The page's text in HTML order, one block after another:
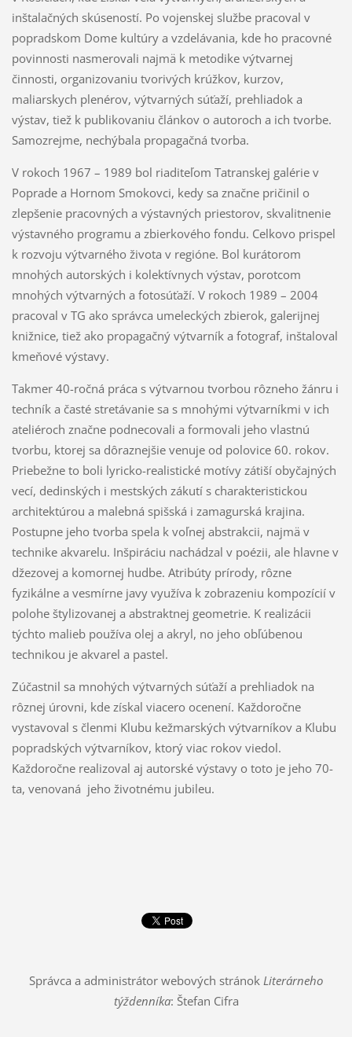
inštalačných skúseností. Po vojenskej službe pracoval v
popradskom Dome kultúry a vzdelávania, kde ho pracovné
povinnosti nasmerovali najmä k metodike výtvarnej
činnosti, organizovaniu tvorivých krúžkov, kurzov,
maliarskych plenérov, výtvarných súťaží, prehliadok a
výstav, tiež k publikovaniu článkov o autoroch a ich tvorbe.
Samozrejme, nechýbala propagačná tvorba.
V rokoch 1967 – 1989 bol riaditeľom Tatranskej galérie v
Poprade a Hornom Smokovci, kedy sa značne pričinil o
zlepšenie pracovných a výstavných priestorov, skvalitnenie
výstavného programu a zbierkového fondu. Celkovo prispel
k rozvoju výtvarného života v regióne. Bol kurátorom
mnohých autorských i kolektívnych výstav, porotcom
mnohých výtvarných a fotosúťaží. V rokoch 1989 – 2004
pracoval v TG ako správca umeleckých zbierok, galerijnej
knižnice, tiež ako propagačný výtvarník a fotograf, inštaloval
kmeňové výstavy.
Takmer 40-ročná práca s výtvarnou tvorbou rôzneho žánru i
techník a časté stretávanie sa s mnohými výtvarníkmi v ich
ateliéroch značne podnecovali a formovali jeho vlastnú
tvorbu, ktorej sa dôraznejšie venuje od polovice 60. rokov.
Priebežne to boli lyricko-realistické motívy zátiší obyčajných
vecí, dedinských i mestských zákutí s charakteristickou
architektúrou a malebná spišská i zamagurská krajina.
Postupne jeho tvorba spela k voľnej abstrakcii, najmä v
technike akvarelu. Inšpiráciu nachádzal v poézii, ale hlavne v
džezovej a komornej hudbe. Atribúty prírody, rôzne
fyzikálne a vesmírne javy využíva k zobrazeniu kompozícií v
polohe štylizovanej a abstraktnej geometrie. K realizácii
týchto malieb používa olej a akryl, no jeho obľúbenou
technikou je akvarel a pastel.
Zúčastnil sa mnohých výtvarných súťaží a prehliadok na
rôznej úrovni, kde získal viacero ocenení. Každoročne
vystavoval s členmi Klubu kežmarských výtvarníkov a Klubu
popradských výtvarníkov, ktorý viac rokov viedol.
Každoročne realizoval aj autorské výstavy o toto je jeho 70-
ta, venovaná jeho životnému jubileu.
Správca a administrátor webových stránok Literárneho
týždenníka: Štefan Cifra